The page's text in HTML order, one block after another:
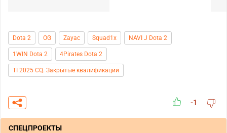
Dota 2 OG Zayac Squad1x NAVI J Dota 2
1WIN Dota 2 4Pirates Dota 2
TI 2025 CQ. Закрытые квалификации
-1
СПЕЦПРОЕКТЫ